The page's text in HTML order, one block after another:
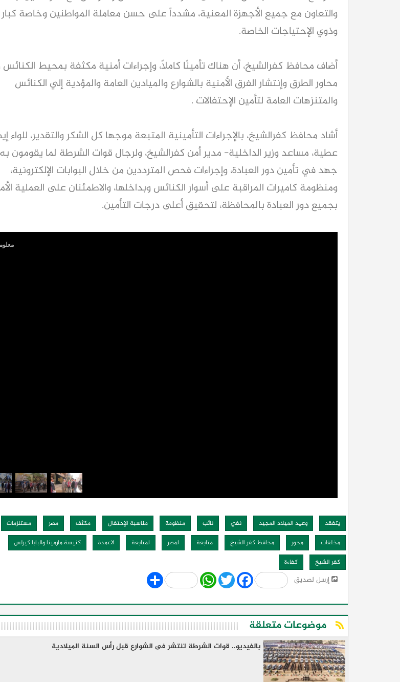
والتعاون مع جميع الأجهزة المعنية، مشدداً على حسن معاملة المواطنين وخاصة
وذوي الإحتياجات الخاصة.
أضاف محافظ كفرالشيخ، أن هناك تأمينًا كاملًا، وإجراءات أمنية مكثفة بمحيط
محاور الطرق وإنتشار الفرق الأمنية بالشوارع والميادين العامة والمؤدية إلي الكنائس
والمتنزهات العامة لتأمين الإحتفالات .
أشاد محافظ كفرالشيخ، بالإجراءات التأمينية المتبعة موجها كل الشكر والتقدير، للواء
عطية، مساعد وزير الداخلية- مدير أمن كفرالشيخ، ولرجال قوات الشرطة لما يقومون
جهد في تأمين دور العبادة، وإجراءات فحص المترددين من خلال البوابات الإلكترونية،
ومنظومة كاميرات المراقبة على أسوار الكنائس وبداخلها، والاطمئنان على العملية
بجميع دور العبادة بالمحافظة، لتحقيق أعلى درجات التأمين.
يتفقد وعيد الميلاد المجيد نفي نائب منظومة مناسبة الإحتفال مكثف مصر مستلزمات
مخلفات
محور محافظ كفر الشيخ متابعة لمصر لمتابعة لاعمدة
كنيسة مارمينا والبابا كيرلس
كفر الشيخ
كفاءة
إرسل لصديق Share WhatsApp
Twitter Facebook
موضوعات متعلقة
بالفيديو.. قوات الشرطة تنتشر فى الشوارع قبل رأس السنة الميلادية
(السوبرجيت)
العائلية